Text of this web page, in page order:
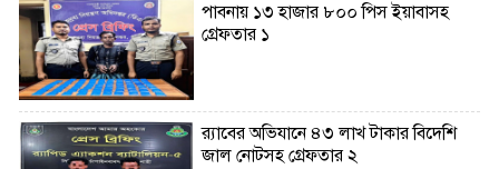
পাবনায় ১৩ হাজার ৮০০ পিস ইয়াবাসহ
গ্রেফতার ১
র‌্যাবের অভিযানে ৪৩ লাখ টাকার বিদেশি
জাল নোটসহ গ্রেফতার ২